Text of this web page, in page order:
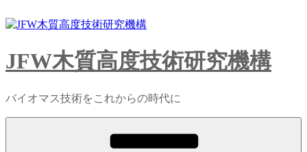
ン
ン
ツ
ス
JFW木質高度技術研究機構
バイオマス技術をこれからの時代に